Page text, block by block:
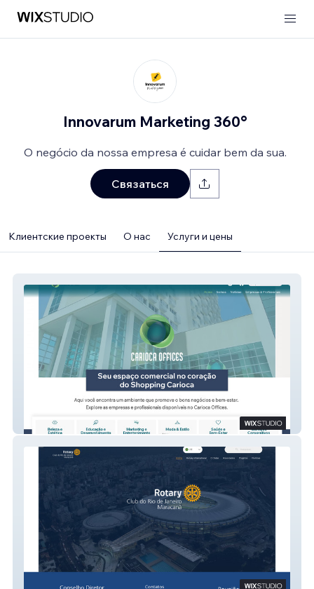
Innovarum Marketing 360°
O negócio da nossa empresa é cuidar bem da sua.
Связаться
Клиентские проекты О нас Услуги и цены
Carioca Offices
Rotary Club do RJ-Maracanã